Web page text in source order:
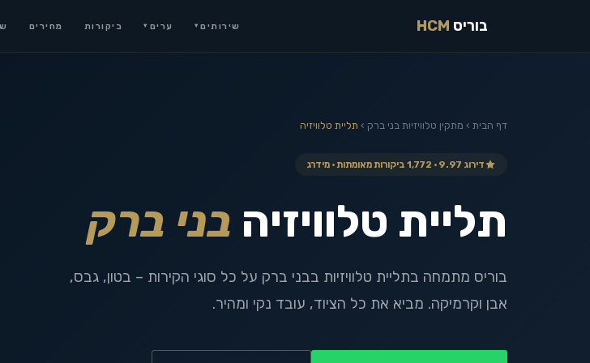
שירותים ▾ ערים ▾ ביקורות מחירים בוריס HCM
דף הבית › מתקין טלוויזיות בני ברק › תליית טלוויזיה
דירוג 9.97 · 1,772 ביקורות מאומתות · מידרג
תליית טלוויזיה בני ברק
בוריס מתמחה בתליית טלוויזיות בבני ברק על כל סוגי הקירות – בטון, גבס,
אבן וקרמיקה. מביא את כל הציוד, עובד נקי ומהיר.